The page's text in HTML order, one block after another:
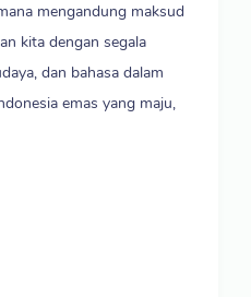
mengandung maksud
kita dengan segala
dan bahasa dalam
emas yang maju,